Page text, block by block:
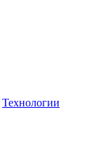
Технологии